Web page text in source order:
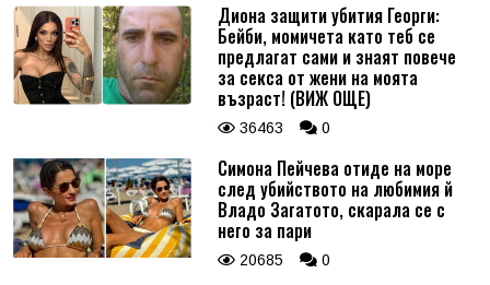
Диона защити убития Георги:
Бейби, момичета като теб се
предлагат сами и знаят повече
за секса от жени на моята
възраст! (ВИЖ ОЩЕ)
36463 0
Симона Пейчева отиде на море
след убийството на любимия й
Владо Загатото, скарала се с
него за пари
20685 0